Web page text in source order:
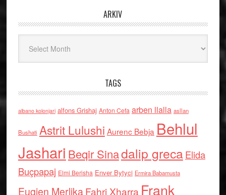
ARKIV
TAGS
albano kolonjari alfons Grishaj Anton Cefa arben llalla asllan
Bushati Astrit Lulushi Aurenc Bebja Behlul
Jashari Beqir Sinadalip grecaElida
Buçpapaj Elmi Berisha Enver Bytyci Ermira Babamusta
Eugjen MerlikaFahri Xharra Frank